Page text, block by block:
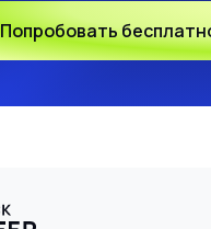
Попробовать